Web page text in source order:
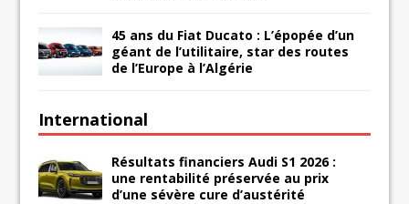
45 ans du Fiat Ducato : L’épopée d’un
géant de l’utilitaire, star des routes
de l’Europe à l’Algérie
International
Résultats financiers Audi S1 2026 :
une rentabilité préservée au prix
d’une sévère cure d’austérité